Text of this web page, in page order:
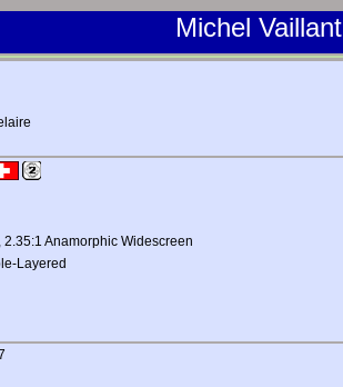
Michel Vaillant
2.35:1 Anamorphic Widescreen
Layered